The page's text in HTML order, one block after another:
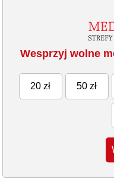
Wesprzyj wolne
20 zł 50 zł